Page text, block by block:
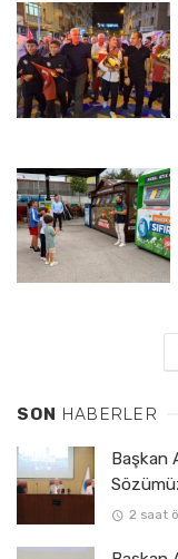
SON HABERLER
Başkan
2 saat